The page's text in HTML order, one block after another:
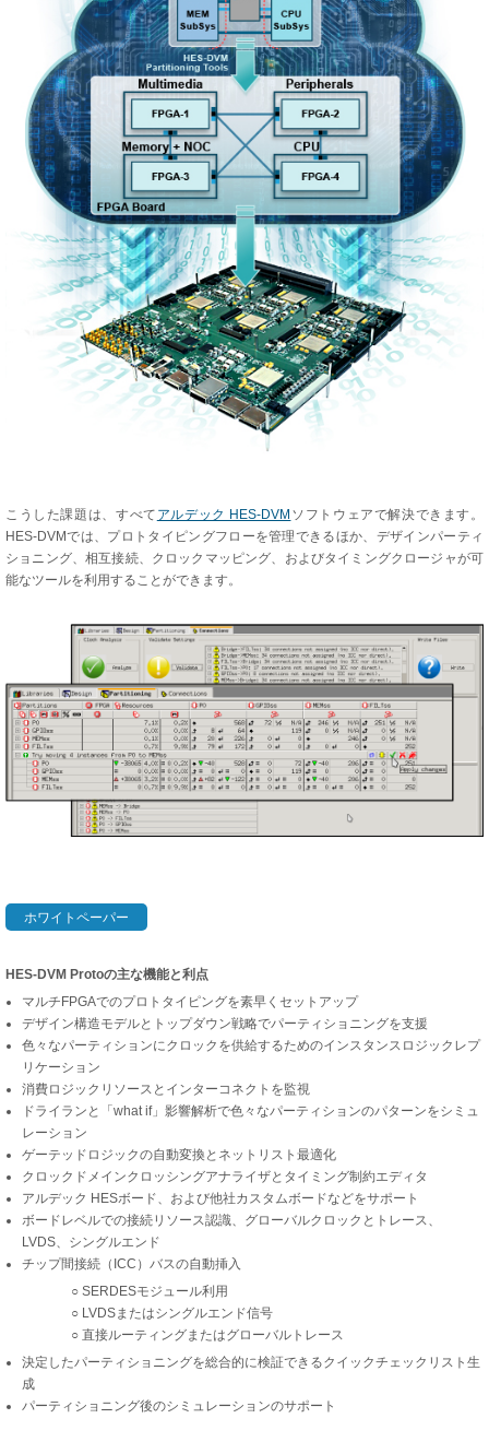
こうした課題は、すべて アルデック HES-DVM ソフトウェアで解決できます。
HES-DVMでは、プロトタイピングフローを管理できるほか、デザインパーティ
ショニング、相互接続、クロックマッピング、およびタイミングクロージャが可
能なツールを利用することができます。
ホワイトペーパー
HES-DVM Protoの主な機能と利点
マルチFPGAでのプロトタイピングを素早くセットアップ
デザイン構造モデルとトップダウン戦略でパーティショニングを支援
色々なパーティションにクロックを供給するためのインスタンスロジックレプ
リケーション
消費ロジックリソースとインターコネクトを監視
ドライランと「what if」影響解析で色々なパーティションのパターンをシミュ
レーション
ゲーテッドロジックの自動変換とネットリスト最適化
クロックドメインクロッシングアナライザとタイミング制約エディタ
アルデック HESボード、および他社カスタムボードなどをサポート
ボードレベルでの接続リソース認識、グローバルクロックとトレース、
LVDS、シングルエンド
チップ間接続（ICC）バスの自動挿入
○ SERDESモジュール利用
○ LVDSまたはシングルエンド信号
○ 直接ルーティングまたはグローバルトレース
決定したパーティショニングを総合的に検証できるクイックチェックリスト生
成
パーティショニング後のシミュレーションのサポート